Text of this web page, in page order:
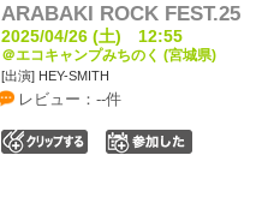
ARABAKI ROCK FEST.25
2025/04/26 (土) 12:55
＠エコキャンプみちのく (宮城県)
[出演] HEY-SMITH
レビュー：--件